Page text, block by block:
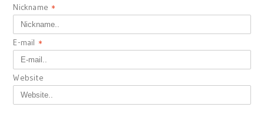
Nickname *
E-mail *
Website